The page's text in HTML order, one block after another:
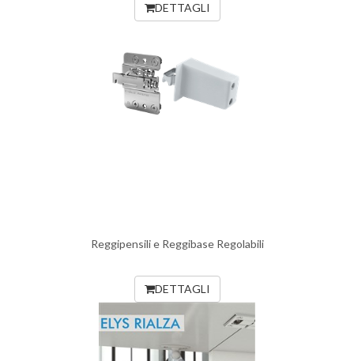
DETTAGLI
Reggipensili e Reggibase Regolabili
DETTAGLI